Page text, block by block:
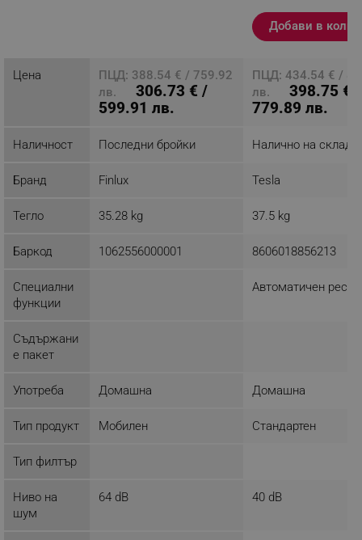
Добави в
Цена
ПЦД: 388.54 € / 759.92
лв.
306.73 € /
599.91 лв.
ПЦД: 434.54 € /
лв.
398.75 € /
779.89 лв.
Наличност Последни бройки Налично на склад
Бранд Finlux Tesla
Тегло 35.28 kg 37.5 kg
Баркод 1062556000001 8606018856213
Специални
функции
Автоматичен
Съдържани
е пакет
Употреба Домашна Домашна
Тип продукт Мобилен Стандартен
Тип филтър
Ниво на
шум
64 dB 40 dB